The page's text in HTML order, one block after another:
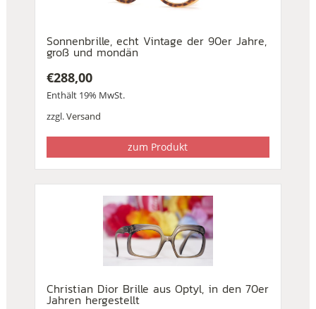
Sonnenbrille, echt Vintage der 90er Jahre,
groß und mondän
€288,00
Enthält 19% MwSt.
zzgl.Versand
zum Produkt
Christian Dior Brille aus Optyl, in den 70er
Jahren hergestellt